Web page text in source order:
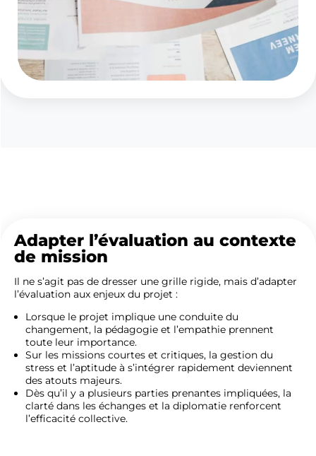
Adapter l’évaluation au contexte
de mission
Il ne s’agit pas de dresser une grille rigide, mais d’adapter
l’évaluation aux enjeux du projet :
Lorsque le projet implique une conduite du
changement, la pédagogie et l’empathie prennent
toute leur importance.
Sur les missions courtes et critiques, la gestion du
stress et l’aptitude à s’intégrer rapidement deviennent
des atouts majeurs.
Dès qu’il y a plusieurs parties prenantes impliquées, la
clarté dans les échanges et la diplomatie renforcent
l’efficacité collective.